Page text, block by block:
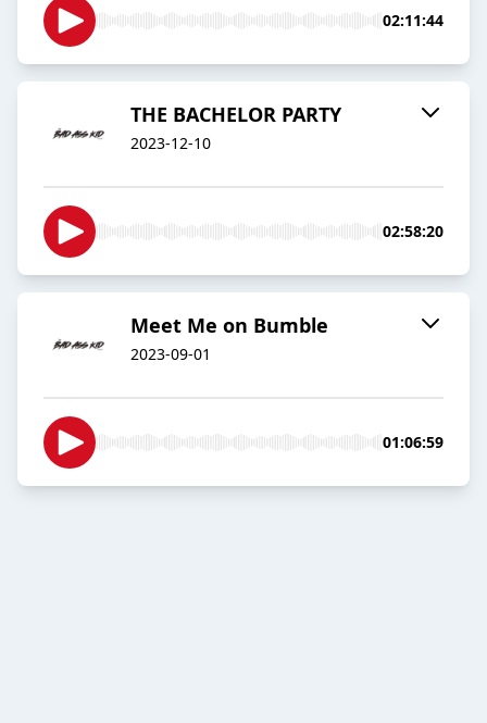
02:11:44
THE BACHELOR PARTY
2023-12-10
02:58:20
Meet Me on Bumble
2023-09-01
01:06:59